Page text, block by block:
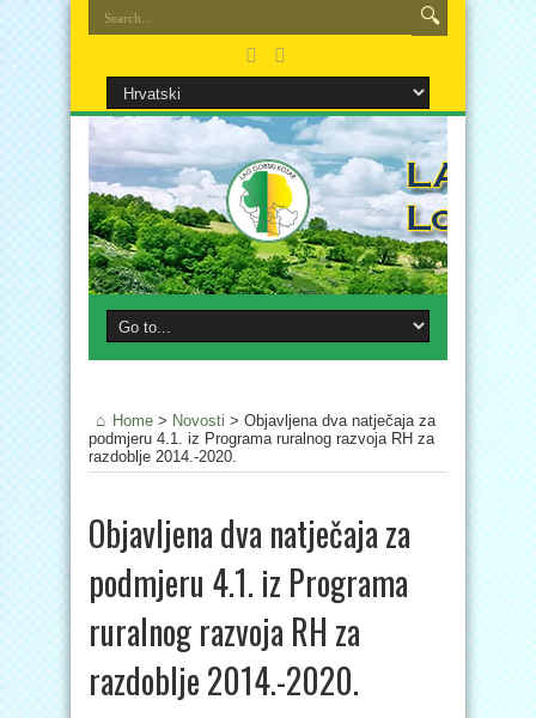
Home > Novosti > Objavljena dva natječaja za
podmjeru 4.1. iz Programa ruralnog razvoja RH za
razdoblje 2014.-2020.
Objavljena dva natječaja za
podmjeru 4.1. iz Programa
ruralnog razvoja RH za
razdoblje 2014.-2020.